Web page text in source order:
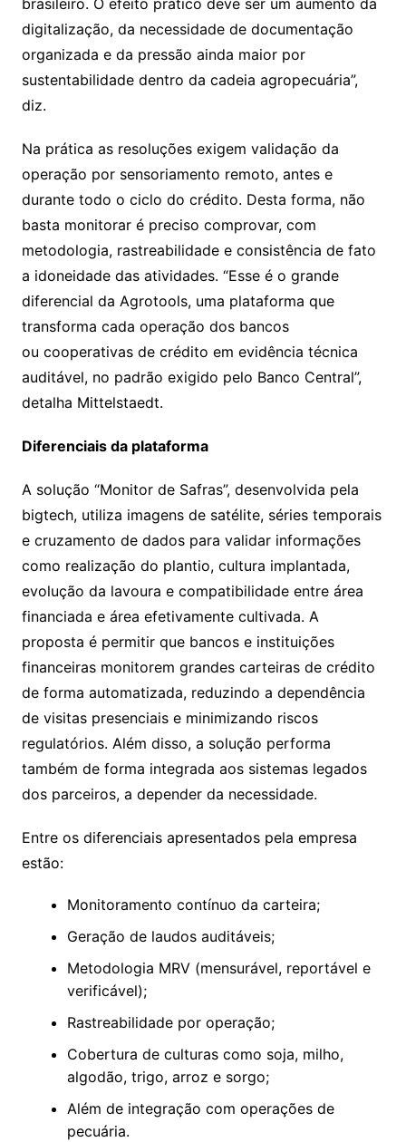
brasileiro. O efeito prático deve ser um aumento da
digitalização, da necessidade de documentação
organizada e da pressão ainda maior por
sustentabilidade dentro da cadeia agropecuária”,
diz.
Na prática as resoluções exigem validação da
operação por sensoriamento remoto, antes e
durante todo o ciclo do crédito. Desta forma, não
basta monitorar é preciso comprovar, com
metodologia, rastreabilidade e consistência de fato
a idoneidade das atividades. “Esse é o grande
diferencial da Agrotools, uma plataforma que
transforma cada operação dos bancos
ou cooperativas de crédito em evidência técnica
auditável, no padrão exigido pelo Banco Central”,
detalha Mittelstaedt.
Diferenciais da plataforma
A solução “Monitor de Safras”, desenvolvida pela
bigtech, utiliza imagens de satélite, séries temporais
e cruzamento de dados para validar informações
como realização do plantio, cultura implantada,
evolução da lavoura e compatibilidade entre área
financiada e área efetivamente cultivada. A
proposta é permitir que bancos e instituições
financeiras monitorem grandes carteiras de crédito
de forma automatizada, reduzindo a dependência
de visitas presenciais e minimizando riscos
regulatórios. Além disso, a solução performa
também de forma integrada aos sistemas legados
dos parceiros, a depender da necessidade.
Entre os diferenciais apresentados pela empresa
estão:
Monitoramento contínuo da carteira;
Geração de laudos auditáveis;
Metodologia MRV (mensurável, reportável e
verificável);
Rastreabilidade por operação;
Cobertura de culturas como soja, milho,
algodão, trigo, arroz e sorgo;
Além de integração com operações de
pecuária.